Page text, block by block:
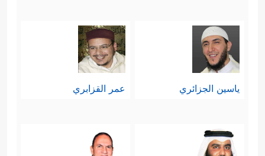
ٱلطَّالِبُ وَٱلۡمَطۡلُوبُ﴾
يخلق ذبابة، كيف تُقارِنُونه بالذي خلقكم
أنتم البشر، وخلق السموات والأرض وما
فيهن ومَن فيهنَّ؟
وحدانية الله وتفرُّده في الخلق، لَيَقُود
ياسين الجزائري عمر القزابري